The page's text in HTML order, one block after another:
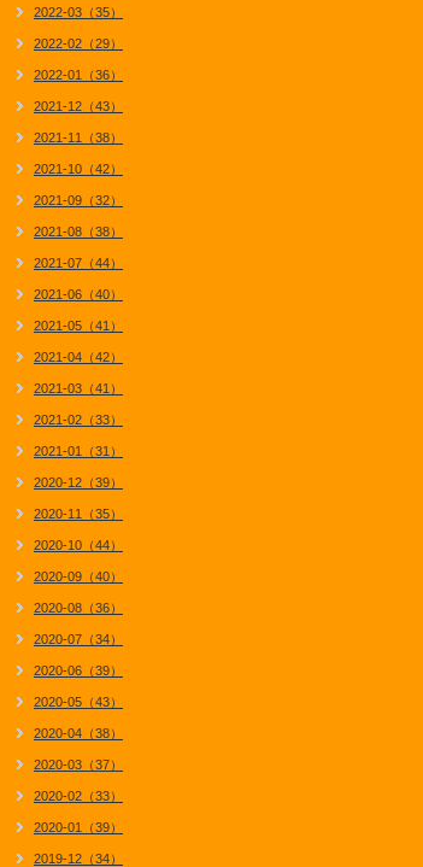
2022-03（35）
2022-02（29）
2022-01（36）
2021-12（43）
2021-11（38）
2021-10（42）
2021-09（32）
2021-08（38）
2021-07（44）
2021-06（40）
2021-05（41）
2021-04（42）
2021-03（41）
2021-02（33）
2021-01（31）
2020-12（39）
2020-11（35）
2020-10（44）
2020-09（40）
2020-08（36）
2020-07（34）
2020-06（39）
2020-05（43）
2020-04（38）
2020-03（37）
2020-02（33）
2020-01（39）
2019-12（34）